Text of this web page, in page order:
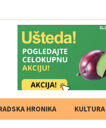
HRONIKA KULTURA